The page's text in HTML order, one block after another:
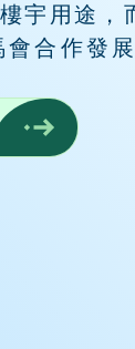
宇用途
合作發